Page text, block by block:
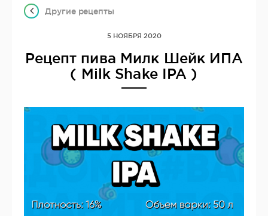
Другие рецепты
5 НОЯБРЯ 2020
Рецепт пива Милк Шейк ИПА
( Milk Shake IPA )